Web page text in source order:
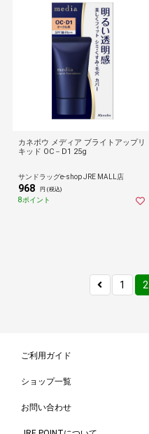
カネボウ メディア ブライトアップリ
キッド OC－D1 25g
サンドラッグe-shop JRE MALL店
968 円 (税込)
8ポイント
1 2
ご利用ガイド
ショップ一覧
お問い合わせ